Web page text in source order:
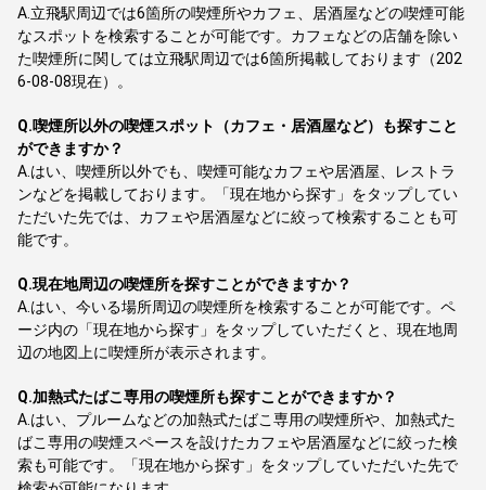
A. 立飛駅周辺では6箇所の喫煙所やカフェ、居酒屋などの喫煙可能
なスポットを検索することが可能です。カフェなどの店舗を除い
た喫煙所に関しては立飛駅周辺では6箇所掲載しております（202
6-08-08現在）。
Q.喫煙所以外の喫煙スポット（カフェ・居酒屋など）も探すこと
ができますか？
A. はい、喫煙所以外でも、喫煙可能なカフェや居酒屋、レストラ
ンなどを掲載しております。「現在地から探す」をタップしてい
ただいた先では、カフェや居酒屋などに絞って検索することも可
能です。
Q.現在地周辺の喫煙所を探すことができますか？
A. はい、今いる場所周辺の喫煙所を検索することが可能です。ペ
ージ内の「現在地から探す」をタップしていただくと、現在地周
辺の地図上に喫煙所が表示されます。
Q.加熱式たばこ専用の喫煙所も探すことができますか？
A. はい、プルームなどの加熱式たばこ専用の喫煙所や、加熱式た
ばこ専用の喫煙スペースを設けたカフェや居酒屋などに絞った検
索も可能です。「現在地から探す」をタップしていただいた先で